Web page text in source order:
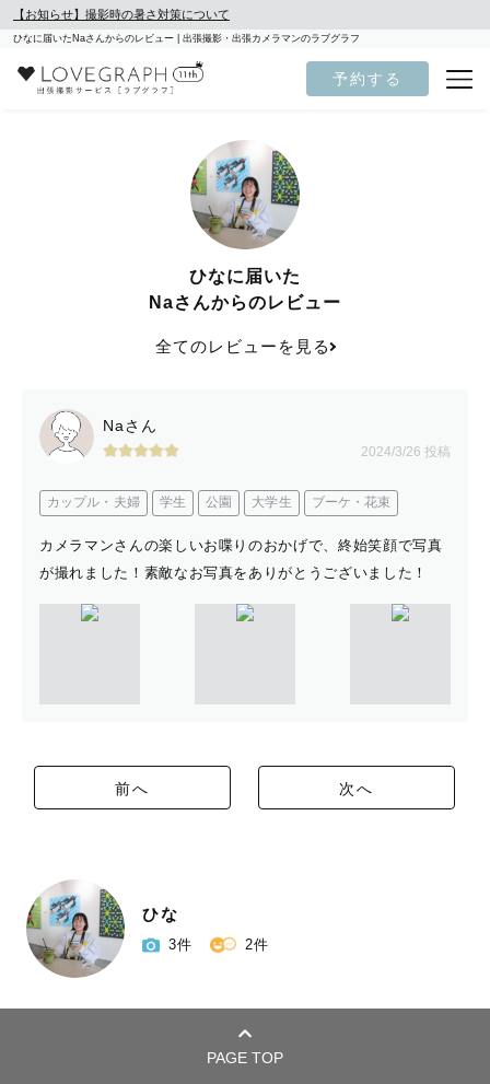
【お知らせ】撮影時の暑さ対策について
ひなに届いたNaさんからのレビュー | 出張撮影・出張カメラマンのラブグラフ
予約する
ひなに届いた
Naさんからのレビュー
全てのレビューを見る
Naさん
2024/3/26 投稿
カップル・夫婦 学生 公園 大学生 ブーケ・花束
カメラマンさんの楽しいお喋りのおかげで、終始笑顔で写真
が撮れました！素敵なお写真をありがとうございました！
前へ 次へ
ひな
3件 2件
PAGE TOP